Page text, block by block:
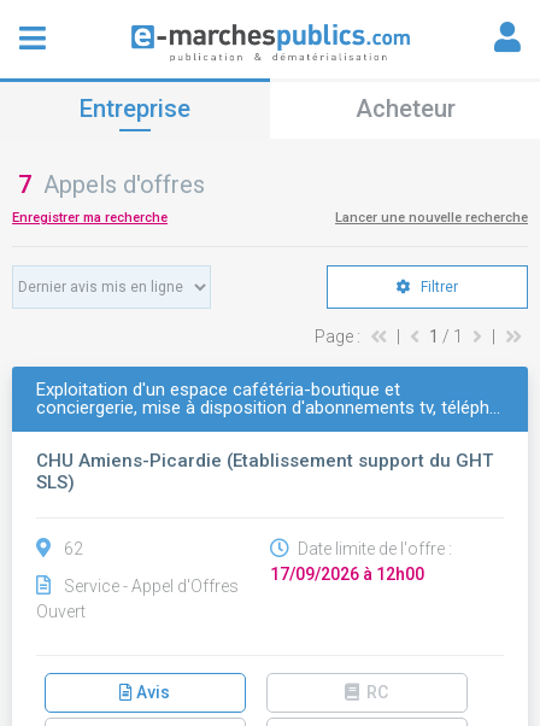
Entreprise Acheteur
7 Appels d'offres
Enregistrer ma recherche Lancer une nouvelle recherche
Filtrer
Page : 1 / 1
Exploitation d'un espace cafétéria-boutique et
conciergerie, mise à disposition d'abonnements tv, téléph…
CHU Amiens-Picardie (Etablissement support du GHT
SLS)
62
Service - Appel d'Offres
Ouvert
Date limite de l'offre :
17/09/2026 à 12h00
Avis RC